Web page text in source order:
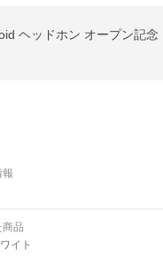
ヘッドホン オープン記念
報
品
イト